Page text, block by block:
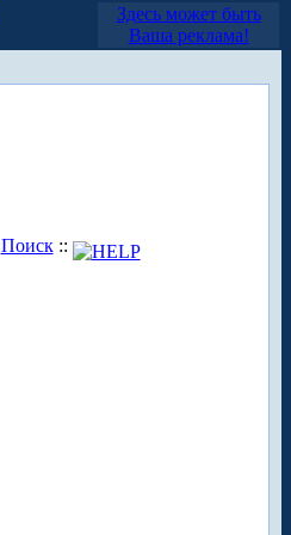
Здесь может быть
Ваша реклама!
Поиск::